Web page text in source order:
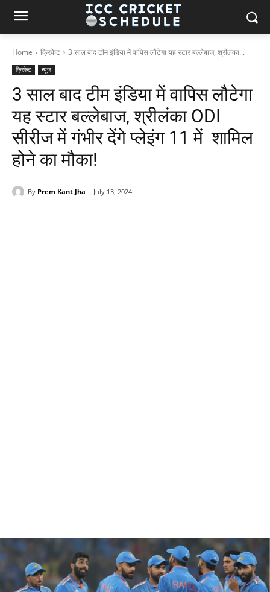
Home क्रिकेट 3 साल बाद टीम इंडिया में वापिस लौटेगा यह स्टार बल्लेबाज, श्रीलंका...
क्रिकेट न्यूज़
3 साल बाद टीम इंडिया में वापिस लौटेगा
यह स्टार बल्लेबाज, श्रीलंका ODI
सीरीज में गंभीर देंगे प्लेइंग 11 में शामिल
होने का मौका!
By Prem Kant Jha July 13, 2024